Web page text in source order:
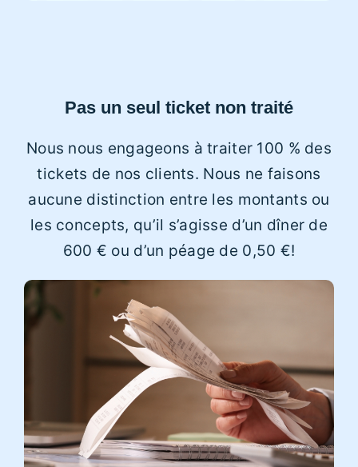
Pas un seul ticket non traité
Nous nous engageons à traiter 100 % des
tickets de nos clients. Nous ne faisons
aucune distinction entre les montants ou
les concepts, qu’il s’agisse d’un dîner de
600 € ou d’un péage de 0,50 €!